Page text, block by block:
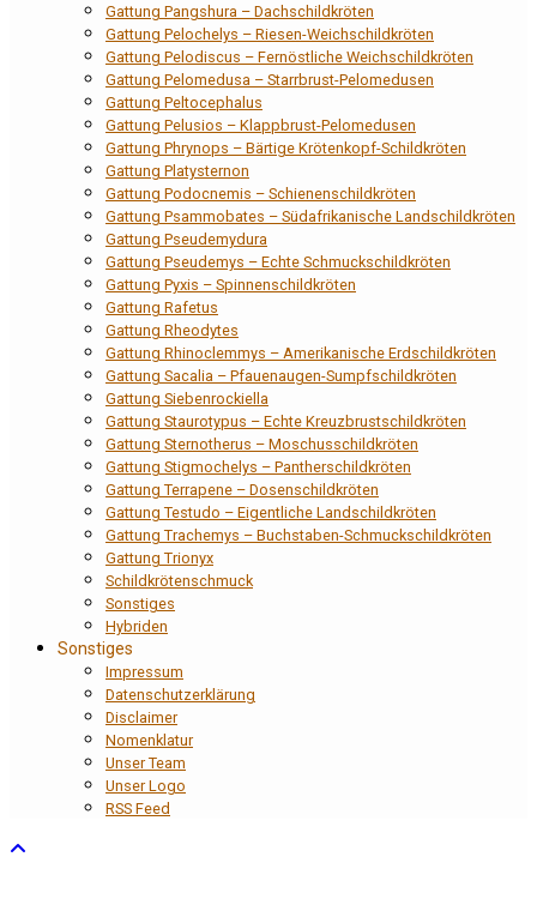
Gattung Pangshura – Dachschildkröten
Gattung Pelochelys – Riesen-Weichschildkröten
Gattung Pelodiscus – Fernöstliche Weichschildkröten
Gattung Pelomedusa – Starrbrust-Pelomedusen
Gattung Peltocephalus
Gattung Pelusios – Klappbrust-Pelomedusen
Gattung Phrynops – Bärtige Krötenkopf-Schildkröten
Gattung Platysternon
Gattung Podocnemis – Schienenschildkröten
Gattung Psammobates – Südafrikanische Landschildkröten
Gattung Pseudemydura
Gattung Pseudemys – Echte Schmuckschildkröten
Gattung Pyxis – Spinnenschildkröten
Gattung Rafetus
Gattung Rheodytes
Gattung Rhinoclemmys – Amerikanische Erdschildkröten
Gattung Sacalia – Pfauenaugen-Sumpfschildkröten
Gattung Siebenrockiella
Gattung Staurotypus – Echte Kreuzbrustschildkröten
Gattung Sternotherus – Moschusschildkröten
Gattung Stigmochelys – Pantherschildkröten
Gattung Terrapene – Dosenschildkröten
Gattung Testudo – Eigentliche Landschildkröten
Gattung Trachemys – Buchstaben-Schmuckschildkröten
Gattung Trionyx
Schildkrötenschmuck
Sonstiges
Hybriden
Sonstiges
Impressum
Datenschutzerklärung
Disclaimer
Nomenklatur
Unser Team
Unser Logo
RSS Feed